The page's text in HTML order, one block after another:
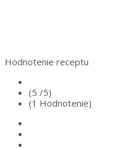
Hodnotenie receptu
(5 /5)
(1 Hodnotenie)